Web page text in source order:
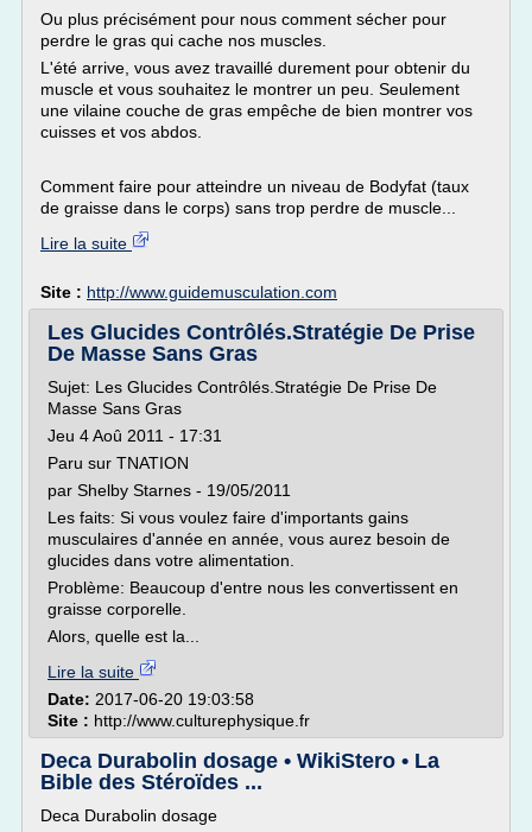
Ou plus précisément pour nous comment sécher pour
perdre le gras qui cache nos muscles.
L'été arrive, vous avez travaillé durement pour obtenir du
muscle et vous souhaitez le montrer un peu. Seulement
une vilaine couche de gras empêche de bien montrer vos
cuisses et vos abdos.
Comment faire pour atteindre un niveau de Bodyfat (taux
de graisse dans le corps) sans trop perdre de muscle...
Lire la suite
Site : http://www.guidemusculation.com
Les Glucides Contrôlés.Stratégie De Prise
De Masse Sans Gras
Sujet: Les Glucides Contrôlés.Stratégie De Prise De
Masse Sans Gras
Jeu 4 Aoû 2011 - 17:31
Paru sur TNATION
par Shelby Starnes - 19/05/2011
Les faits: Si vous voulez faire d'importants gains
musculaires d'année en année, vous aurez besoin de
glucides dans votre alimentation.
Problème: Beaucoup d'entre nous les convertissent en
graisse corporelle.
Alors, quelle est la...
Lire la suite
Date: 2017-06-20 19:03:58
Site : http://www.culturephysique.fr
Deca Durabolin dosage • WikiStero • La
Bible des Stéroïdes ...
Deca Durabolin dosage